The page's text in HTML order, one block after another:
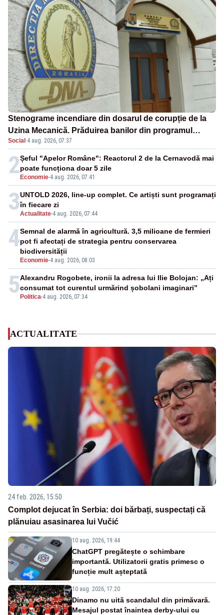
Stenograme incendiare din dosarul de corupție de la
Uzina Mecanică. Prăduirea banilor din programul
SAFE, interceptată de DNA
Social ·4 aug. 2026, 07:37
2 Economie-4 aug. 2026, 07:41
Șeful "Apelor Române": Reactorul 2 de la Cernavodă mai
poate funcționa doar 5 zile
3Actualitate-4 aug. 2026, 07:44
UNTOLD 2026, line-up complet. Ce artiști sunt programați
în fiecare zi
4
Economie-4 aug. 2026, 08:03
Semnal de alarmă în agricultură. 3,5 milioane de fermieri
pot fi afectați de strategia pentru conservarea
biodiversității
5 Politica-4 aug. 2026, 07:34
Alexandru Rogobete, ironii la adresa lui Ilie Bolojan: „Ați
consumat tot curentul urmărind șobolani imaginari”
ACTUALITATE
24 feb. 2026, 15:50
Complot dejucat în Serbia: doi bărbați, suspectați că
plănuiau asasinarea lui Vučić
10 aug. 2026, 19:44
ChatGPT pregătește o schimbare
importantă. Utilizatorii gratis primesc o
funcție mult așteptată
10 aug. 2026, 17:20
Dinamo nu uită scandalul din primăvară.
Mesajul postat înaintea derby-ului cu